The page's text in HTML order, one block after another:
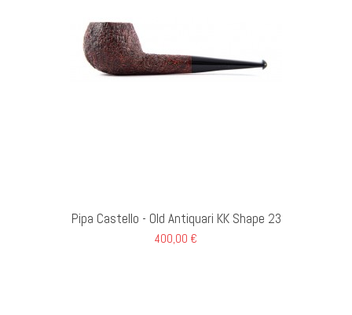
Pipa Castello - Old Antiquari KK Shape 23
400,00 €